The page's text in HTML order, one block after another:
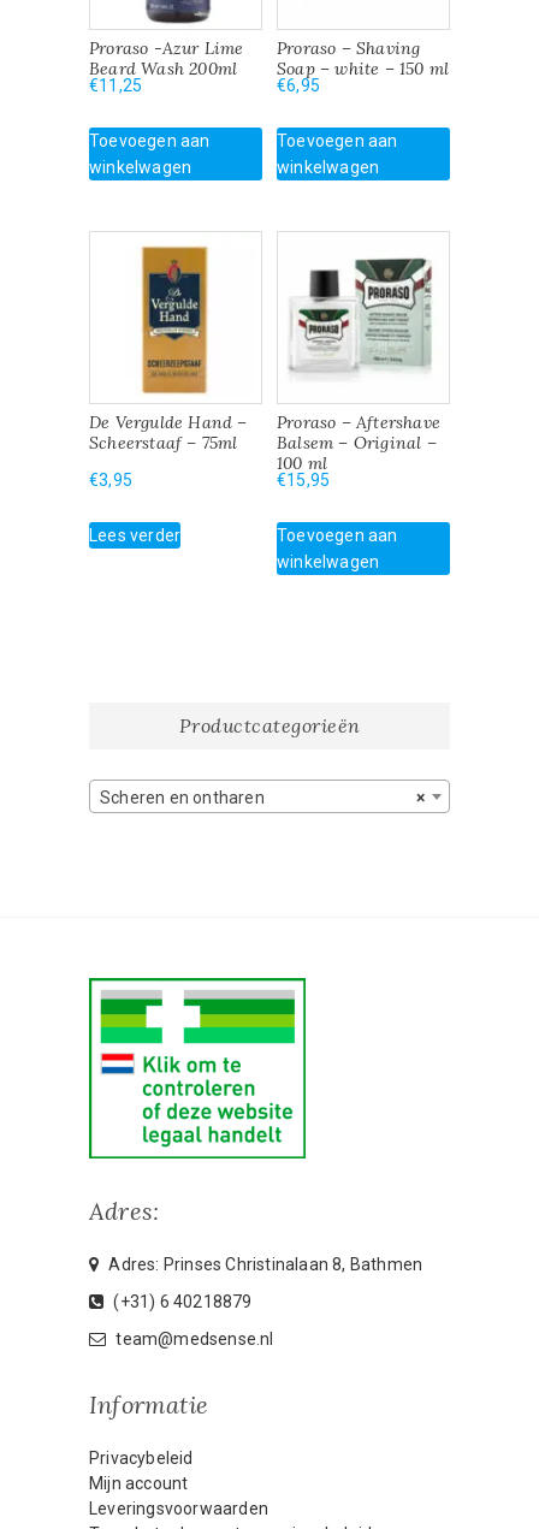
Proraso -Azur Lime
Beard Wash 200ml
€11,25
Toevoegen aan
winkelwagen
Proraso – Shaving
Soap – white – 150 ml
€6,95
Toevoegen aan
winkelwagen
De Vergulde Hand –
Scheerstaaf – 75ml
€3,95
Lees verder
Proraso – Aftershave
Balsem – Original –
100 ml
€15,95
Toevoegen aan
winkelwagen
Productcategorieën
×
Scheren en ontharen
Adres:
Adres: Prinses Christinalaan 8, Bathmen
(+31) 6 40218879
team@medsense.nl
Informatie
Privacybeleid
Mijn account
Leveringsvoorwaarden